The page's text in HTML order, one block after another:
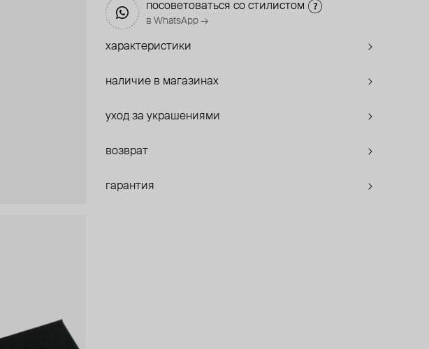
посоветоваться со стилистом
в WhatsApp →
характеристики
наличие в магазинах
уход за украшениями
возврат
гарантия